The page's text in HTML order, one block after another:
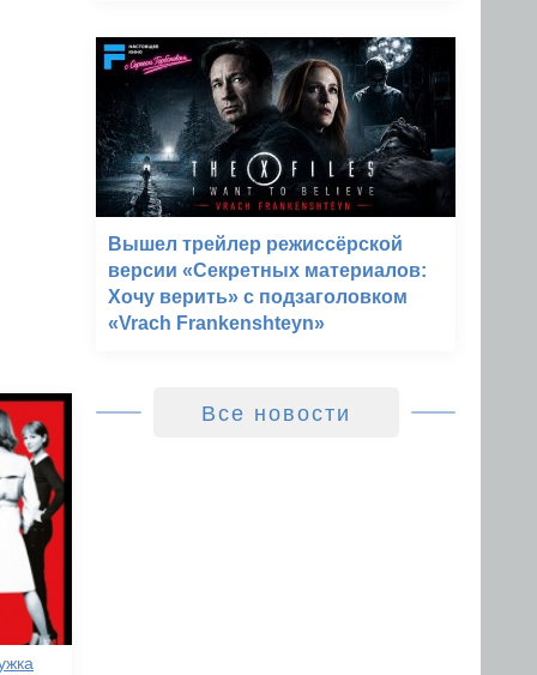
Вышел трейлер режиссёрской
версии «Секретных материалов:
Хочу верить» с подзаголовком
«Vrach Frankenshteyn»
Все новости